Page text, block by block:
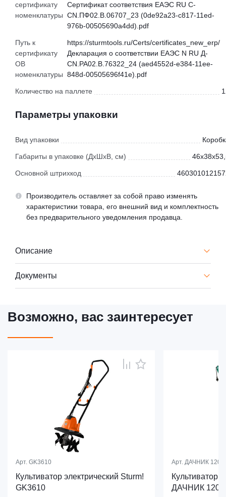
сертификату
номенклатуры
Сертификат соответствия ЕАЭС RU С-
CN.ПФ02.В.06707_23 (0de92a23-c817-11ed-
976b-00505690a4dd).pdf
Путь к
сертификату
ОВ
номенклатуры
https://sturmtools.ru/Certs/certificates_new_erp/
Декларация о соответствии ЕАЭС N RU Д-
CN.РА02.В.76322_24 (aed4552d-e384-11ee-
848d-00505696f41e).pdf
Количество на паллете
Параметры упаковки
Вид упаковки
Габариты в упаковке (ДхШхВ, см)
Основной штрихкод
Производитель оставляет за собой право изменять
характеристики товара, его внешний вид и комплектность
без предварительного уведомления продавца.
Описание
Документы
Возможно, вас заинтересует
Арт. GK3610
Культиватор электрический Sturm!
GK3610
Арт. ДАЧНИК 1200
Культиватор
ДАЧНИК 1200